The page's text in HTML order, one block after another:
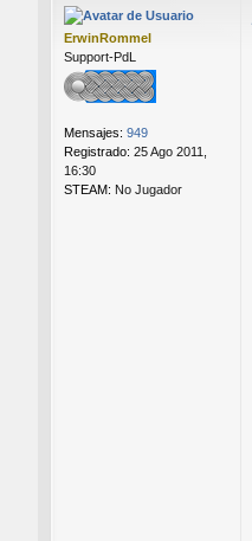
ErwinRommel
Support-PdL
Mensajes: 949
Registrado: 25 Ago 2011,
16:30
STEAM: No Jugador